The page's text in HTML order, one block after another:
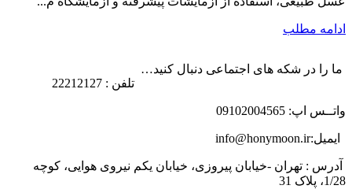
ادامه مطلب
ما را در شکه های اجتماعی دنبال کنید…
تلفن : 22212127
واتــس اپ: 09102004565
ایمیل:info@honymoon.ir
آدرس : تهران -خیابان پیروزی، خیابان یکم نیروی هوایی، کوچه
1/28، پلاک 31